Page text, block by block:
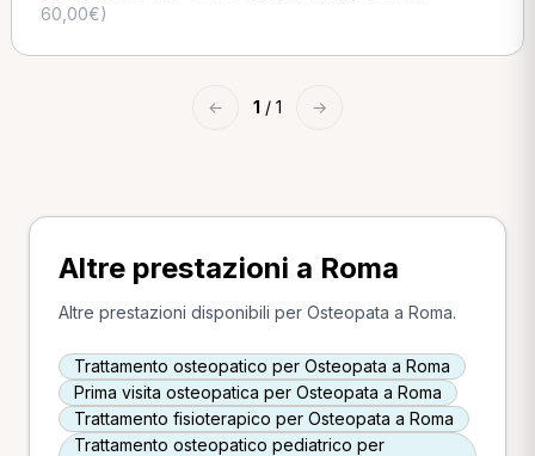
60,00€)
← 1 / 1 →
Altre prestazioni a Roma
Altre prestazioni disponibili per Osteopata a Roma.
Trattamento osteopatico per Osteopata a Roma
Prima visita osteopatica per Osteopata a Roma
Trattamento fisioterapico per Osteopata a Roma
Trattamento osteopatico pediatrico per